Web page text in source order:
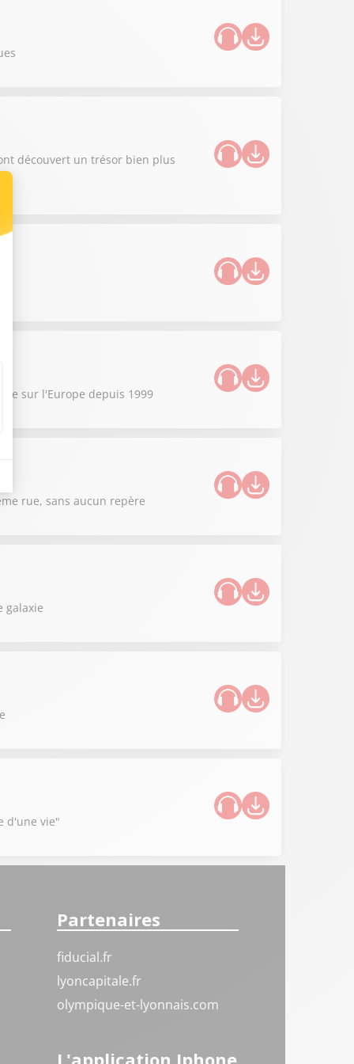
découvert un trésor bien plus
sur l'Europe depuis 1999
rue, sans aucun repère
galaxie
d'une vie"
Partenaires
fiducial.fr
lyoncapitale.fr
olympique-et-lyonnais.com
L'application Iphone